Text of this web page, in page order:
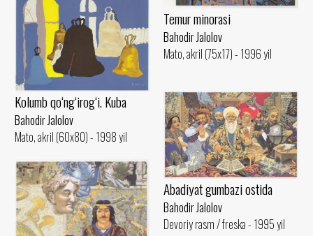
Temur minorasi
Bahodir Jalolov
Mato, akril (75x17) - 1996 yil
Kolumb qo‘ng‘irog‘i. Kuba
Bahodir Jalolov
Mato, akril (60x80) - 1998 yil
Abadiyat gumbazi ostida
Bahodir Jalolov
Devoriy rasm / freska - 1995 yil